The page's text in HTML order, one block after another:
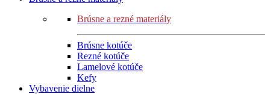
Brúsne a rezné materiály
Brúsne kotúče
Rezné kotúče
Lamelové kotúče
Kefy
Vybavenie dielne